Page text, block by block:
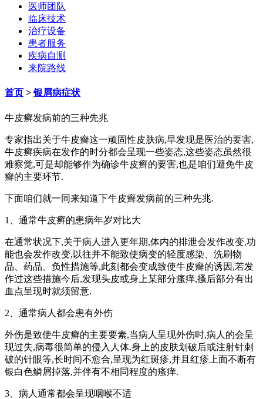
医师团队
临床技术
治疗设备
患者服务
疾病自测
来院路线
首页 >银屑病症状
牛皮癣发病前的三种先兆
专家指出关于牛皮癣这一顽固性皮肤病,早发现是医治的要害,
牛皮癣疾病在发作的时分都会呈现一些姿态,这些姿态虽然很
难察觉,可是却能够作为确诊牛皮癣的要害,也是咱们避免牛皮
癣的主要环节.
下面咱们就一同来知道下牛皮癣发病前的三种先兆.
1、通常牛皮癣的患病年岁对比大
在通常状况下,关于病人进入更年期,体内的排泄会发作改变,功
能也会发作改变,以往并不能致使病变的轻度感染、洗刷物
品、药品、负性措施等,此刻都会变成致使牛皮癣的诱因,若发
作过这些措施今后,发现头皮或身上某部分瘙痒,搔后部分有出
血点呈现时就须留意.
2、通常病人都会患有外伤
外伤是致使牛皮癣的主要要素,当病人呈现外伤时,病人的会呈
现过失,病毒很简单的侵入人体.身上的皮肤划破后或注射针刺
破的针眼等,长时间不愈合,呈现为红斑疹,并且红疹上面不断有
银白色鳞屑掉落,并伴有不相同程度的瘙痒.
3、病人通常都会呈现咽喉不适